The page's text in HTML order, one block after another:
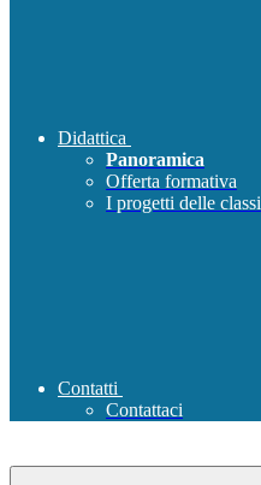
Didattica
Panoramica
Offerta formativa
I progetti delle classi
Contatti
Contattaci